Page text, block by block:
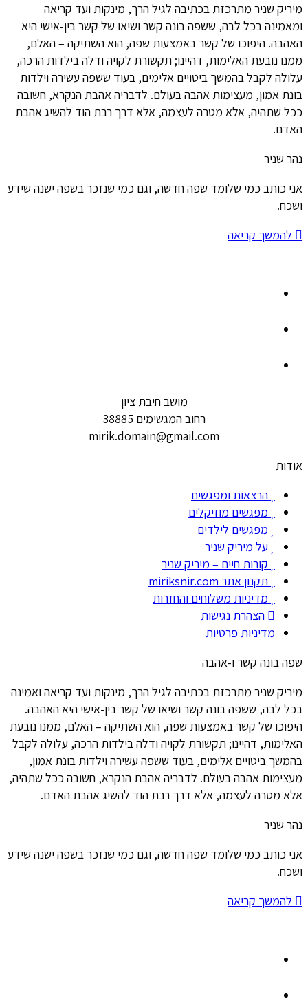
מיריק שניר מתרכזת בכתיבה לגיל הרך, מינקות ועד קריאה
ומאמינה בכל לבה, ששפה בונה קשר ושיאו של קשר בין-אישי היא
האהבה. היפוכו של קשר באמצעות שפה, הוא השתיקה – האלם,
ממנו נובעת האלימות, דהיינו; תקשורת לקויה ודלה בילדות הרכה,
עלולה לקבל בהמשך ביטויים אלימים, בעוד ששפה עשירה וילדות
בונת אמון, מעצימות אהבה בעולם. לדבריה אהבת הנקרא, חשובה
ככל שתהיה, אלא מטרה לעצמה, אלא דרך רבת הוד להשיג אהבת
האדם.
נהר שניר
אני כותב כמי שלומד שפה חדשה, וגם כמי שנזכר בשפה ישנה שידע
ושכח.
להמשך קריאה
מושב חיבת ציון
רחוב המגשימים 38885
mirik.domain@gmail.com
אודות
הרצאות ומפגשים
מפגשים מוזיקלים
מפגשים לילדים
על מיריק שניר
קורות חיים – מיריק שניר
תקנון אתר miriksnir.com
מדיניות משלוחים והחזרות
הצהרת נגישות
מדיניות פרטיות
שפה בונה קשר ו-אהבה
מיריק שניר מתרכזת בכתיבה לגיל הרך, מינקות ועד קריאה ואמינה
בכל לבה, ששפה בונה קשר ושיאו של קשר בין-אישי היא האהבה.
היפוכו של קשר באמצעות שפה, הוא השתיקה – האלם, ממנו נובעת
האלימות, דהיינו; תקשורת לקויה ודלה בילדות הרכה, עלולה לקבל
בהמשך ביטויים אלימים, בעוד ששפה עשירה וילדות בונת אמון,
מעצימות אהבה בעולם. לדבריה אהבת הנקרא, חשובה ככל שתהיה,
אלא מטרה לעצמה, אלא דרך רבת הוד להשיג אהבת האדם.
נהר שניר
אני כותב כמי שלומד שפה חדשה, וגם כמי שנזכר בשפה ישנה שידע
ושכח.
להמשך קריאה